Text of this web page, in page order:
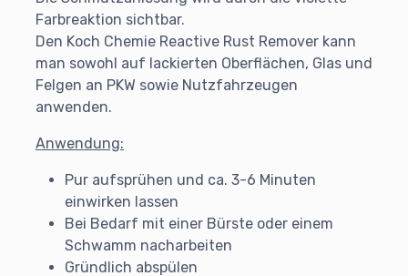
Farbreaktion sichtbar.
Den Koch Chemie Reactive Rust Remover kann
man sowohl auf lackierten Oberflächen, Glas und
Felgen an PKW sowie Nutzfahrzeugen
anwenden.
Anwendung:
Pur aufsprühen und ca. 3-6 Minuten
einwirken lassen
Bei Bedarf mit einer Bürste oder einem
Schwamm nacharbeiten
Gründlich abspülen